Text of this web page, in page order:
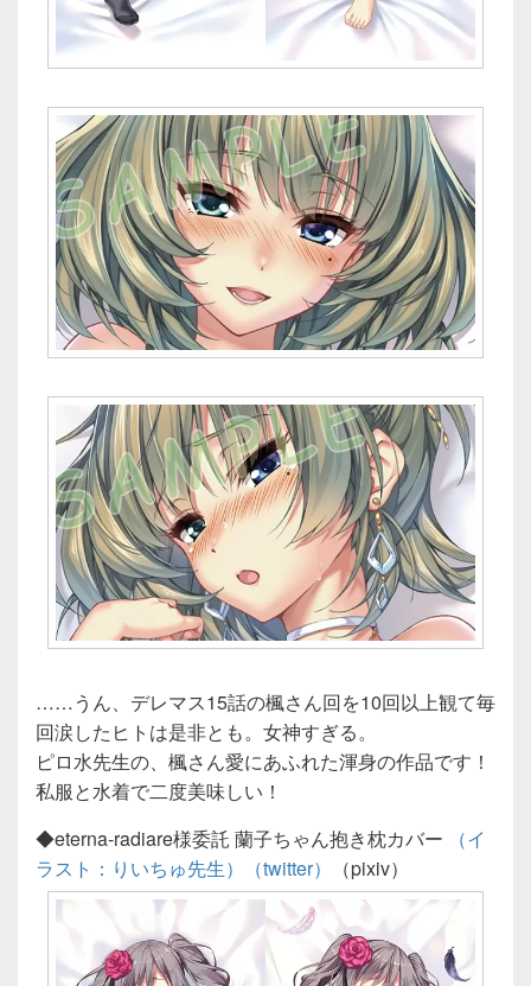
……うん、デレマス15話の楓さん回を10回以上観て毎
回涙したヒトは是非とも。女神すぎる。
ピロ水先生の、楓さん愛にあふれた渾身の作品です！
私服と水着で二度美味しい！
◆eterna-radiare様委託 蘭子ちゃん抱き枕カバー
（イ
ラスト：りいちゅ先生）
（twitter） （pixiv）